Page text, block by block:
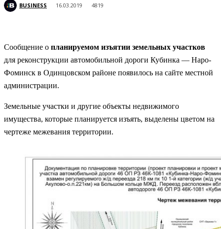
BUSINESS 16.03.2019 4819
Сообщение о планируемом изъятии земельных участков
для реконструкции автомобильной дороги Кубинка — Наро-
Фоминск в Одинцовском районе появилось на сайте местной
администрации.
Земельные участки и другие объекты недвижимого
имущества, которые планируется изъять, выделены цветом на
чертеже межевания территории.